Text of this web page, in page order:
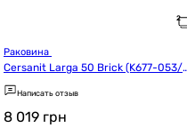
Cersanit Larga 50 Brick (K677-053/
CWT1001466401)
Написать отзыв
8 019 грн